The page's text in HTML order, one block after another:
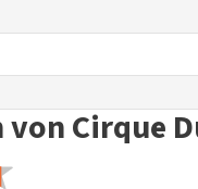
von Cirque